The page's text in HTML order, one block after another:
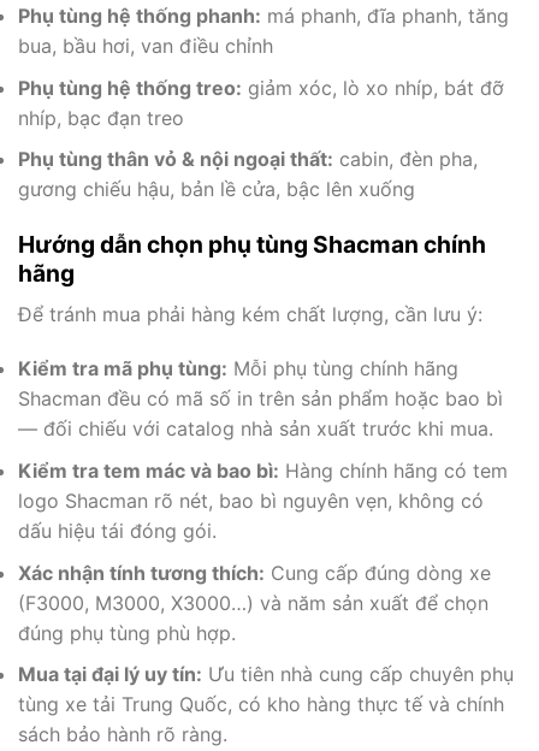
Phụ tùng hệ thống phanh: má phanh, đĩa phanh, tăng
bua, bầu hơi, van điều chỉnh
Phụ tùng hệ thống treo: giảm xóc, lò xo nhíp, bát đỡ
nhíp, bạc đạn treo
Phụ tùng thân vỏ & nội ngoại thất: cabin, đèn pha,
gương chiếu hậu, bản lề cửa, bậc lên xuống
Hướng dẫn chọn phụ tùng Shacman chính
hãng
Để tránh mua phải hàng kém chất lượng, cần lưu ý:
Kiểm tra mã phụ tùng: Mỗi phụ tùng chính hãng
Shacman đều có mã số in trên sản phẩm hoặc bao bì
— đối chiếu với catalog nhà sản xuất trước khi mua.
Kiểm tra tem mác và bao bì: Hàng chính hãng có tem
logo Shacman rõ nét, bao bì nguyên vẹn, không có
dấu hiệu tái đóng gói.
Xác nhận tính tương thích: Cung cấp đúng dòng xe
(F3000, M3000, X3000…) và năm sản xuất để chọn
đúng phụ tùng phù hợp.
Mua tại đại lý uy tín: Ưu tiên nhà cung cấp chuyên phụ
tùng xe tải Trung Quốc, có kho hàng thực tế và chính
sách bảo hành rõ ràng.